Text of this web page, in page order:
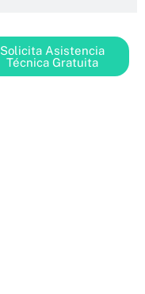
Solicita Asistencia
Técnica Gratuita